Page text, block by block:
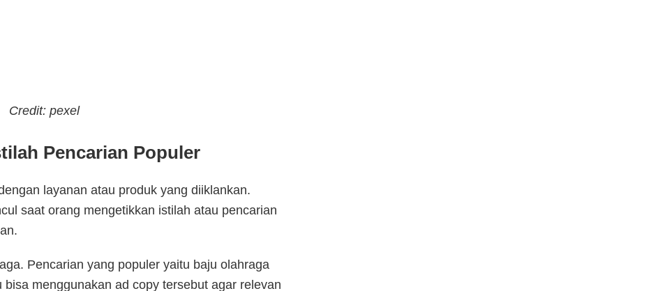
Credit: pexel
Pencarian Populer
layanan atau produk yang diiklankan.
saat orang mengetikkan istilah atau pencarian
Pencarian yang populer yaitu baju olahraga
menggunakan ad copy tersebut agar relevan